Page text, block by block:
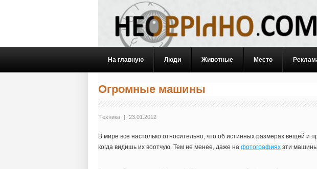
На главную Люди Животные Место
Огромные машины
Техника | 23.01.2012
В мире все настолько относительно, что об истинных размерах вещей и
когда видишь их воотчую. Тем не менее, даже на фотографиях эти